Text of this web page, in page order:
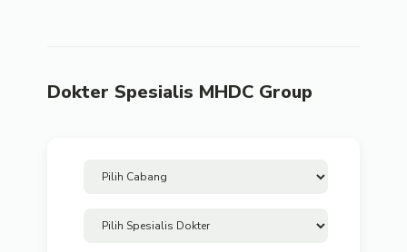
Dokter Spesialis MHDC Group